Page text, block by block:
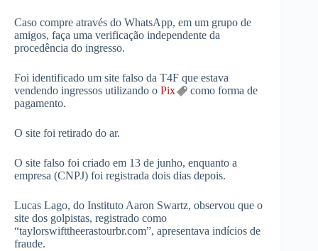
Caso compre através do WhatsApp, em um grupo de
amigos, faça uma verificação independente da
procedência do ingresso.
Foi identificado um site falso da T4F que estava
vendendo ingressos utilizando o Pix
como forma de
pagamento.
O site foi retirado do ar.
O site falso foi criado em 13 de junho, enquanto a
empresa (CNPJ) foi registrada dois dias depois.
Lucas Lago, do Instituto Aaron Swartz, observou que o
site dos golpistas, registrado como
“taylorswifttheerastourbr.com”, apresentava indícios de
fraude.